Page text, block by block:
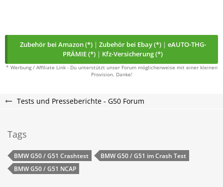
Zubehör bei Amazon (*)| Zubehör bei Ebay (*)| eAUTO-THG-
PRÄMIE (*) | Kfz-Versicherung (*)
* Werbung / Affiliate Link - Du unterstützt unser Forum möglicherweise mit einer kleinen
Provision. Danke!
Tests und Presseberichte - G50 Forum
Tags
BMW G50 / G51 Crashtest
BMW G50 / G51 im Crash Test
BMW G50 / G51 NCAP